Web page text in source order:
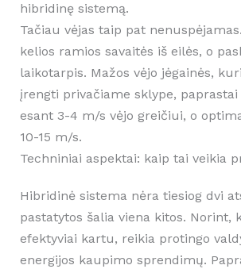
hibridinę sistemą.
Tačiau vėjas taip pat
kelios ramios savaitės iš eilės, o
laikotarpis. Mažos vėjo jėgainės,
įrengti privačiame sklype,
esant 3-4 m/s vėjo greičiui, o
10-15 m/s.
Techniniai aspektai: kaip tai veikia
Hibridinė sistema nėra tiesiog dvi
pastatytos šalia viena kitos. Norint,
efektyviai kartu, reikia protingo
energijos kaupimo sprendimų.